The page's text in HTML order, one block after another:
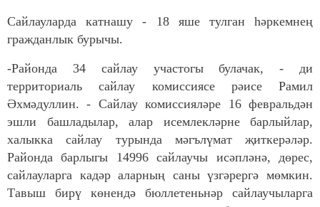
Сайлауларда катнашу - 18 яше тулган һәркемнең
гражданлык бурычы.
-Районда 34 сайлау участогы булачак, - ди
территориаль сайлау комиссиясе рәисе Рамил
Әхмәдуллин. - Сайлау комиссияләре 16 февральдән
эшли башладылар, алар исемлекләрне барлыйлар,
халыкка сайлау турында мәгълүмат җиткерәләр.
Районда барлыгы 14996 сайлаучы исәпләнә, дөрес,
сайлауларга кадәр аларның саны үзгәрергә мөмкин.
Тавыш бирү көнендә бюллетеньнәр сайлаучыларга